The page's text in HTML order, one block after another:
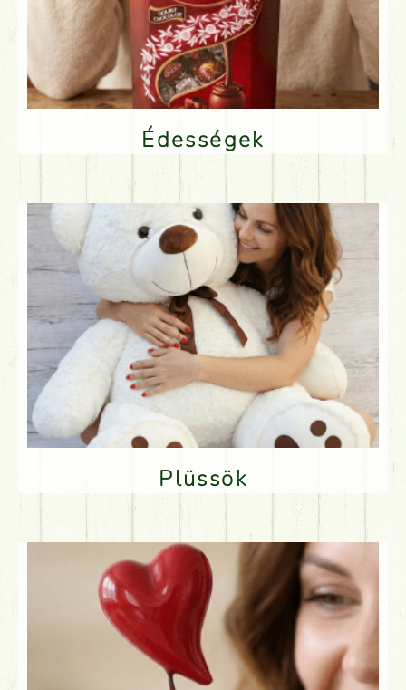
Édességek
Plüssök